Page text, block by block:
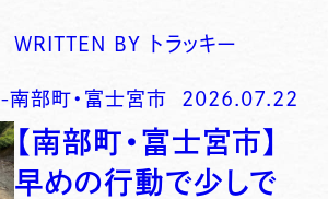
WRITTEN BY トラッキー
-南部町・富士宮市 2026.07.22
【南部町・富士宮市】
早めの行動で少しで